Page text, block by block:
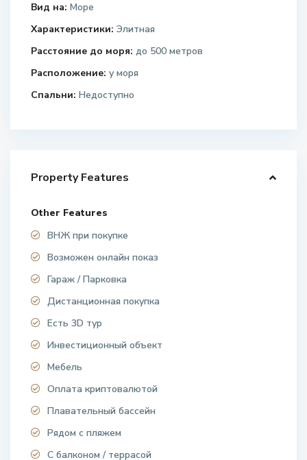
Вид на: Море
Характеристики: Элитная
Расстояние до моря: до 500 метров
Расположение: у моря
Спальни: Недоступно
Property Features
Other Features
ВНЖ при покупке
Возможен онлайн показ
Гараж / Парковка
Дистанционная покупка
Есть 3D тур
Инвестиционный объект
Мебель
Оплата криптовалютой
Плавательный бассейн
Рядом с пляжем
С балконом / террасой